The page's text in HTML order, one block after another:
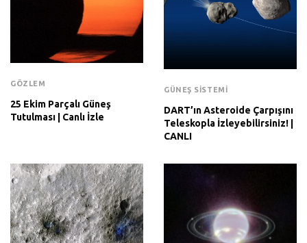
GÖZLEM
25 Ekim Parçalı Güneş
Tutulması | Canlı İzle
GÜNEŞ SISTEMI
DART’ın Asteroide Çarpışını
Teleskopla İzleyebilirsiniz! |
CANLI